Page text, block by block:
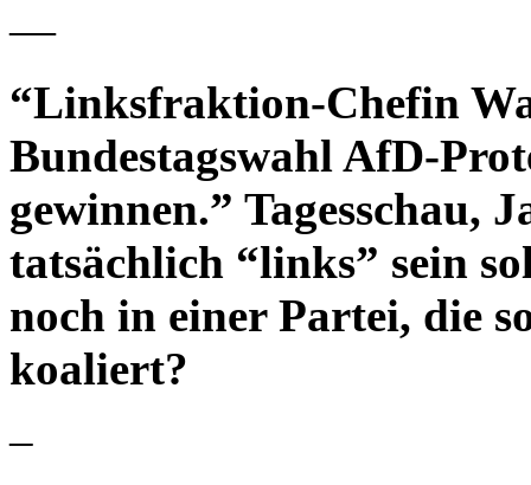
—
“Linksfraktion-Chefin
Bundestagswahl AfD-
gewinnen.” Tagesschau,
tatsächlich “links” sein
noch in einer Partei, die
koaliert?
–